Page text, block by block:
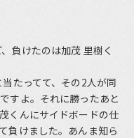
負けたのは加茂 里樹く
たってて、その2人が同
すよ。それに勝ったあと
くんにサイドボードの仕
負けました。あんま知ら